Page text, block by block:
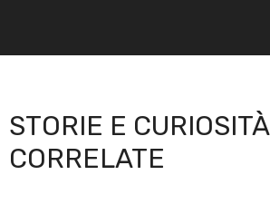
STORIE E CURIOSITÀ
CORRELATE